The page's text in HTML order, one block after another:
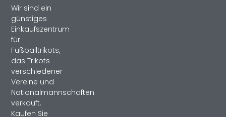
Wir sind ein
günstiges
Einkaufszentrum
für
Fußballtrikots,
das Trikots
verschiedener
Vereine und
Nationalmannschaften
verkauft.
Kaufen Sie